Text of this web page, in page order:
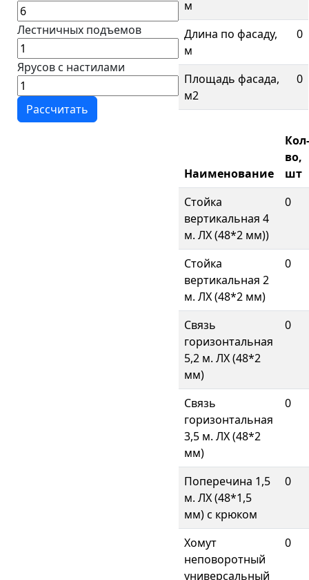
Лестничных подъемов
Ярусов с настилами
м
Длина по фасаду,
м
0
Площадь фасада,
м2
0
Наименование
Кол-
во,
шт
Стойка
вертикальная 4
м. ЛХ (48*2 мм))
0
Стойка
вертикальная 2
м. ЛХ (48*2 мм)
0
Связь
горизонтальная
5,2 м. ЛХ (48*2
мм)
0
Связь
горизонтальная
3,5 м. ЛХ (48*2
мм)
0
Поперечина 1,5
м. ЛХ (48*1,5
мм) с крюком
0
Хомут
неповоротный
универсальный
0